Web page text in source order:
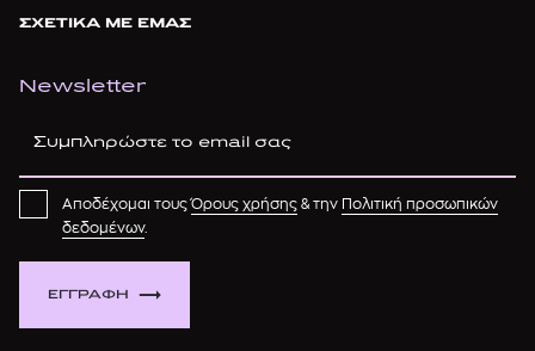
ΣΧΕΤΙΚΑ ΜΕ ΕΜΑΣ
Newsletter
ΕΓΓΡΑΦΗ
Αποδέχομαι τουςΌρους χρήσης & την Πολιτική προσωπικών
δεδομένων.